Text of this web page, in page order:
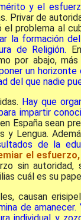
y el
Privar de
problema al
la formación
de Religión.
por abajo,
un
del que nadie
Hay que
impartir
España sean
y Lengua.
de la
el
sin
cuál es su
causan
de